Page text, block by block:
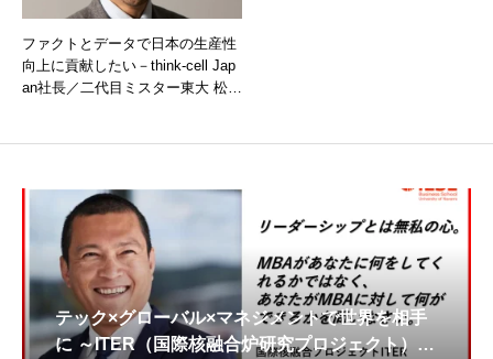
ファクトとデータで日本の生産性
向上に貢献したい－think-cell Jap
an社長／二代目ミスター東大 松塚
テック×グローバル×マネジメントで世界を相手
に ～ITER（国際核融合炉研究プロジェクト）首